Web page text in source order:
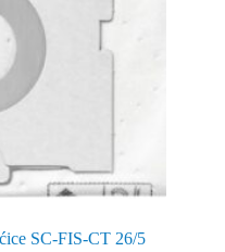
SC-FIS-CT 26/5